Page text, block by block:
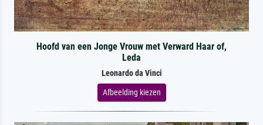
Hoofd van een Jonge Vrouw met Verward Haar of,
Leda
Leonardo da Vinci
Afbeelding kiezen